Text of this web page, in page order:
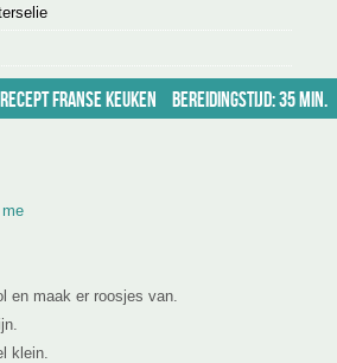
recept Franse keuken Bereidingstijd: 35 min.
me
en maak er roosjes van.
klein.